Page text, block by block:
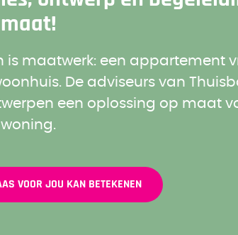
maat!
is maatwerk: een appartement
De adviseurs van
een oplossing op maat
woning.
VOOR JOU KAN BETEKENEN